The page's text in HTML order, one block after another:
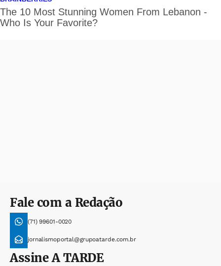
Fale com a Redação
(71) 99601-0020
jornalismoportal@grupoatarde.com.br
AssineA TARDE